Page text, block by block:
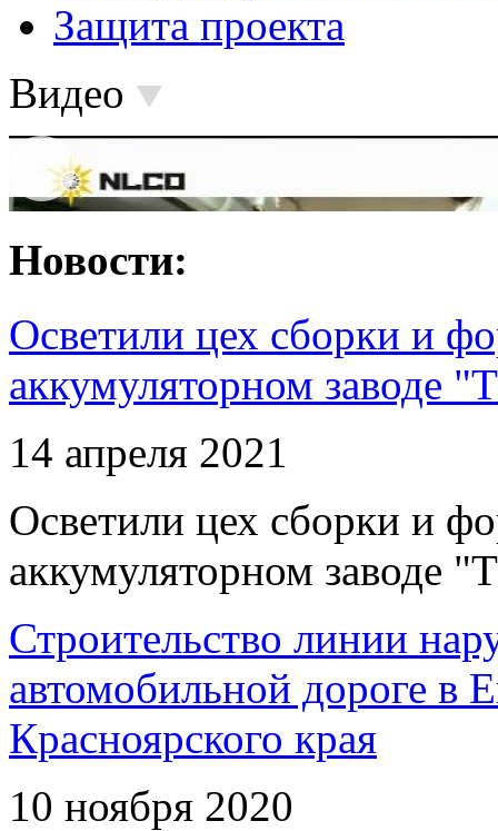
Защита проекта
Видео
Новости:
Осветили цех сборки и
аккумуляторном заводе
14 апреля 2021
Осветили цех сборки и
аккумуляторном заводе
Строительство линии
автомобильной дороге в
Красноярского края
10 ноября 2020